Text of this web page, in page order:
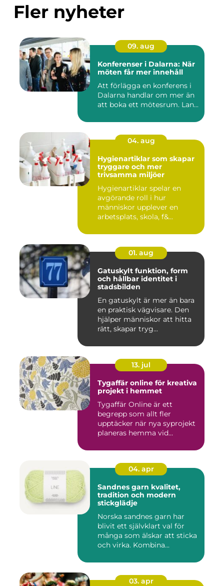
Fler nyheter
09. aug
Konferenser i Dalarna: När
möten får mer innehåll
Att förlägga en konferens i
Dalarna handlar om mer än
att boka ett mötesrum. Lan...
04. aug
Hygienartiklar som skapar
tryggare och mer
trivsamma miljöer
Hygienartiklar spelar en
avgörande roll i hur
människor upplever en
arbetsplats, skola, f&...
01. aug
Gatuskylt funktion, form
och hållbar identitet i
stadsbilden
En gatuskylt är mer än bara
en praktisk vägvisare. Den
hjälper människor att hitta
rätt, skapar tryg...
13. jul
Tygaffär online för kreativa
projekt i hemmet
Tygaffär Online är ett
begrepp som allt fler
upptäcker när nya syprojekt
planeras hemma vid
04. apr
Sandnes garn kvalitet,
tradition och modern
stickglädje
Norska sandnes garn har
blivit ett självklart val för
många som älskar att sticka
och virka. Kombina...
03. apr